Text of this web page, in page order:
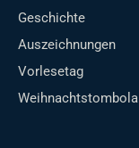
Geschichte
Auszeichnungen
Vorlesetag
Weihnachtstombola